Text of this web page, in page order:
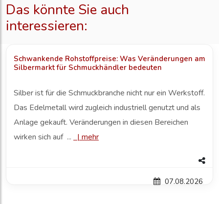
Das könnte Sie auch
interessieren:
Schwankende Rohstoffpreise: Was Veränderungen am
Silbermarkt für Schmuckhändler bedeuten
Silber ist für die Schmuckbranche nicht nur ein Werkstoff.
Das Edelmetall wird zugleich industriell genutzt und als
Anlage gekauft. Veränderungen in diesen Bereichen
wirken sich auf ...
| mehr
07.08.2026